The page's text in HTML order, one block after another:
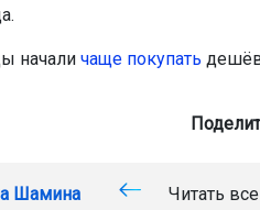
начали чаще покупать
Шамина
Читать